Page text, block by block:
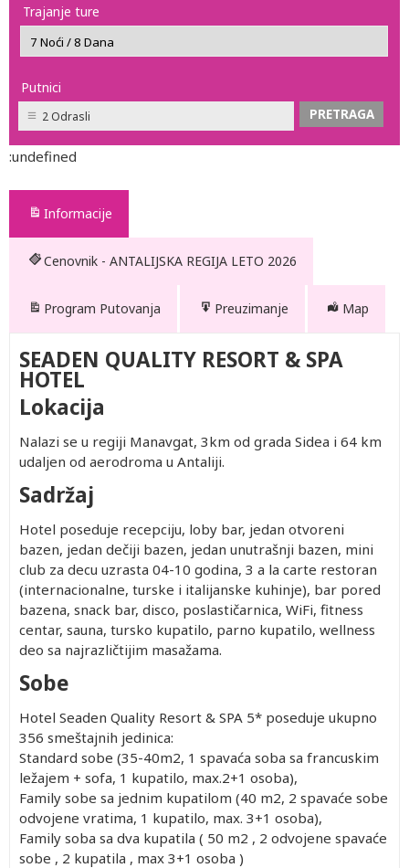
Trajanje ture
Putnici
2 Odrasli
:undefined
Informacije
Cenovnik - ANTALIJSKA REGIJA LETO 2026
Program Putovanja Preuzimanje Map
SEADEN QUALITY RESORT & SPA
HOTEL
Lokacija
Nalazi se u regiji Manavgat, 3km od grada Sidea i 64 km
udaljen od aerodroma u Antaliji.
Sadržaj
Hotel poseduje recepciju, loby bar, jedan otvoreni
bazen, jedan dečiji bazen, jedan unutrašnji bazen, mini
club za decu uzrasta 04-10 godina, 3 a la carte restoran
(internacionalne, turske i italijanske kuhinje), bar pored
bazena, snack bar, disco, poslastičarnica, WiFi, fitness
centar, sauna, tursko kupatilo, parno kupatilo, wellness
deo sa najrazličtijim masažama.
Sobe
Hotel Seaden Quality Resort & SPA 5* poseduje ukupno
356 smeštajnih jedinica:
Standard sobe (35-40m2, 1 spavaća soba sa francuskim
ležajem + sofa, 1 kupatilo, max.2+1 osoba),
Family sobe sa jednim kupatilom (40 m2, 2 spavaće sobe
odvojene vratima, 1 kupatilo, max. 3+1 osoba),
Family soba sa dva kupatila ( 50 m2 , 2 odvojene spavaće
sobe , 2 kupatila , max 3+1 osoba )